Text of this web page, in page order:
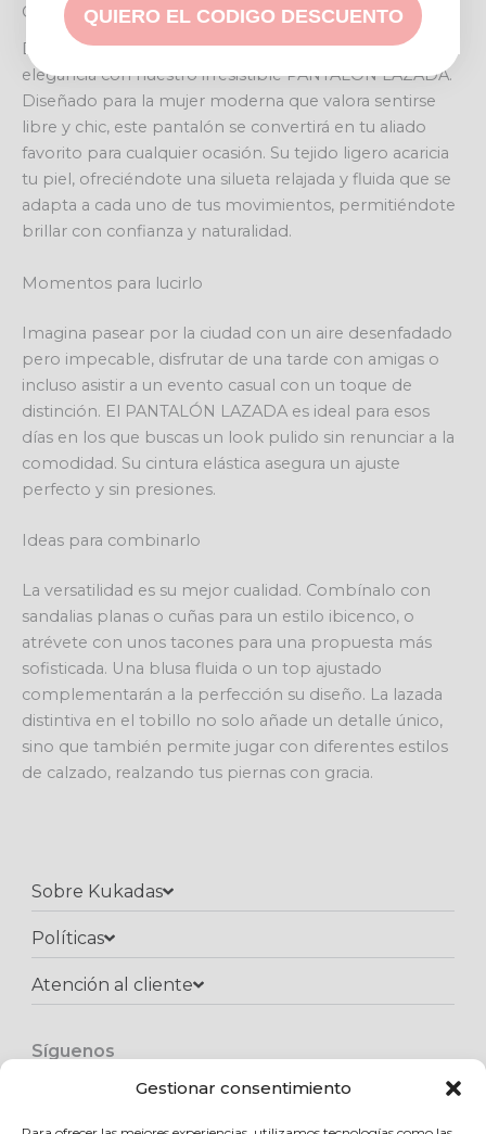
Gestionar consentimiento
COMODIDAD Y SOFISTICACIÓN SIN ESFUERZO
Descubre el equilibrio perfecto entre confort y
elegancia con nuestro irresistible PANTALÓN LAZADA.
Diseñado para la mujer moderna que valora sentirse
libre y chic, este pantalón se convertirá en tu aliado
favorito para cualquier ocasión. Su tejido ligero acaricia
tu piel, ofreciéndote una silueta relajada y fluida que se
adapta a cada uno de tus movimientos, permitiéndote
brillar con confianza y naturalidad.
Momentos para lucirlo
Imagina pasear por la ciudad con un aire desenfadado
pero impecable, disfrutar de una tarde con amigas o
incluso asistir a un evento casual con un toque de
distinción. El PANTALÓN LAZADA es ideal para esos
días en los que buscas un look pulido sin renunciar a la
comodidad. Su cintura elástica asegura un ajuste
perfecto y sin presiones.
Ideas para combinarlo
La versatilidad es su mejor cualidad. Combínalo con
sandalias planas o cuñas para un estilo ibicenco, o
atrévete con unos tacones para una propuesta más
sofisticada. Una blusa fluida o un top ajustado
complementarán a la perfección su diseño. La lazada
distintiva en el tobillo no solo añade un detalle único,
sino que también permite jugar con diferentes estilos
de calzado, realzando tus piernas con gracia.
Sobre Kukadas
Políticas
Atención al cliente​
Síguenos
e
t
h
t
QUIERO EL CODIGO DESCUENTO